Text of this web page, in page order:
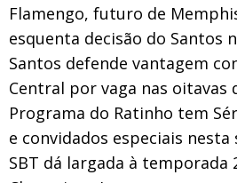
Flamengo, futuro de
esquenta decisão do Santos
Santos defende vantagem
Central por vaga nas oitavas
Programa do Ratinho tem
e convidados especiais nesta
SBT dá largada à temporada